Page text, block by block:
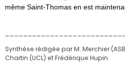
même Saint-Thomas en est
Synthèse rédigée par M. Merchier
Chartin (UCL) et Frédérique Hupin